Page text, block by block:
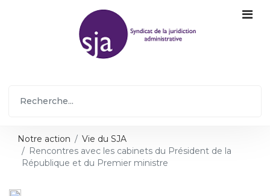
Notre action
Vie du SJA
Rencontres avec les cabinets du Président de la
République et du Premier ministre